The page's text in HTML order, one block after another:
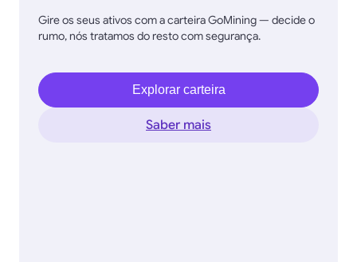
Gire os seus ativos com a carteira GoMining — decide o
rumo, nós tratamos do resto com segurança.
Explorar carteira
Saber mais